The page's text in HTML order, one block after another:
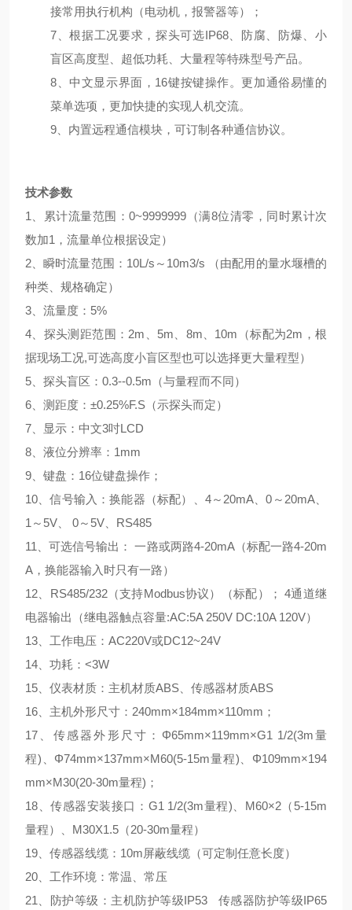
接常用执行机构（电动机，报警器等）；
7、根据工况要求，探头可选IP68、防腐、防爆、小
盲区高度型、超低功耗、大量程等特殊型号产品。
8、中文显示界面，16键按键操作。更加通俗易懂的
菜单选项，更加快捷的实现人机交流。
9、内置远程通信模块，可订制各种通信协议。
技术参数
1、累计流量范围：0~9999999（满8位清零，同时累计次
数加1，流量单位根据设定）
2、瞬时流量范围：10L/s～10m3/s （由配用的量水堰槽的
种类、规格确定）
3、流量度：5%
4、探头测距范围：2m、5m、8m、10m（标配为2m，根
据现场工况,可选高度小盲区型也可以选择更大量程型）
5、探头盲区：0.3--0.5m（与量程而不同）
6、测距度：±0.25%F.S（示探头而定）
7、显示：中文3吋LCD
8、液位分辨率：1mm
9、键盘：16位键盘操作；
10、信号输入：换能器（标配）、4～20mA、0～20mA、
1～5V、 0～5V、RS485
11、可选信号输出： 一路或两路4-20mA（标配一路4-20m
A，换能器输入时只有一路）
12、RS485/232（支持Modbus协议）（标配）； 4通道继
电器输出（继电器触点容量:AC:5A 250V DC:10A 120V）
13、工作电压：AC220V或DC12~24V
14、功耗：<3W
15、仪表材质：主机材质ABS、传感器材质ABS
16、主机外形尺寸：240mm×184mm×110mm；
17、传感器外形尺寸：Φ65mm×119mm×G1 1/2(3m量
程)、Φ74mm×137mm×M60(5-15m量程)、Φ109mm×194
mm×M30(20-30m量程)；
18、传感器安装接口：G1 1/2(3m量程)、M60×2（5-15m
量程）、M30X1.5（20-30m量程）
19、传感器线缆：10m屏蔽线缆（可定制任意长度）
20、工作环境：常温、常压
21、防护等级：主机防护等级IP53 传感器防护等级IP65